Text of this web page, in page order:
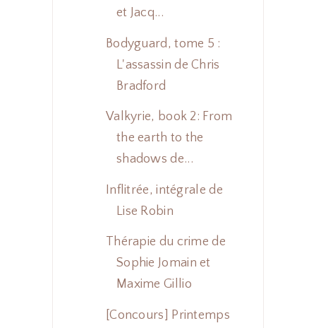
et Jacq...
Bodyguard, tome 5 :
L'assassin de Chris
Bradford
Valkyrie, book 2: From
the earth to the
shadows de...
Inflitrée, intégrale de
Lise Robin
Thérapie du crime de
Sophie Jomain et
Maxime Gillio
[Concours] Printemps